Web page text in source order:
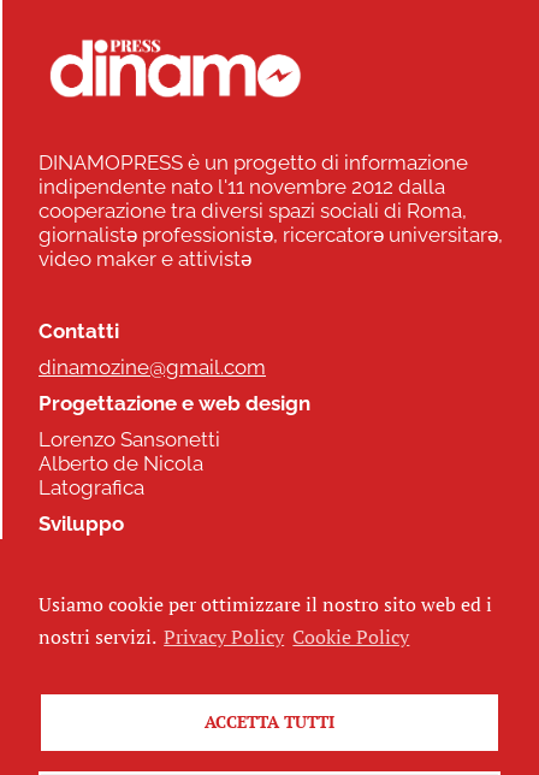
DINAMOPRESS è un progetto di informazione
indipendente nato l'11 novembre 2012 dalla
cooperazione tra diversi spazi sociali di Roma,
giornalistə professionistə, ricercatorə universitarə,
video maker e attivistə
Contatti
dinamozine@gmail.com
Progettazione e web design
Lorenzo Sansonetti
Alberto de Nicola
Latografica
Sviluppo
Seguici
Usiamo cookie per ottimizzare il nostro sito web ed i
nostri servizi. Privacy Policy Cookie Policy
ACCETTA TUTTI